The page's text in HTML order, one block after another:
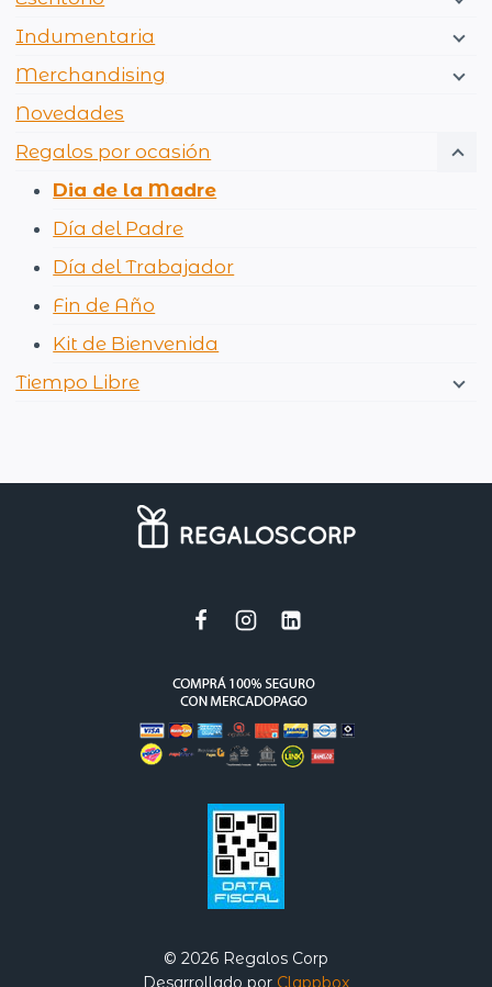
Indumentaria
Merchandising
Novedades
Regalos por ocasión
Dia de la Madre
Día del Padre
Día del Trabajador
Fin de Año
Kit de Bienvenida
Tiempo Libre
© 2026 Regalos Corp